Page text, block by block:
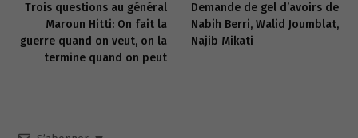
Trois questions au général
Maroun Hitti: On fait la
guerre quand on veut, on la
termine quand on peut
Demande de gel d’avoirs de
Nabih Berri, Walid Joumblat,
Najib Mikati